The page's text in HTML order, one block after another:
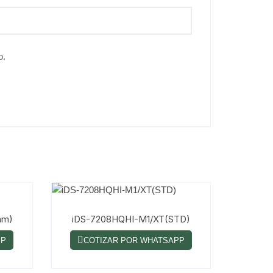
iDS-7208HQHI-M1/XT(STD)
COTIZAR POR WHATSAPP